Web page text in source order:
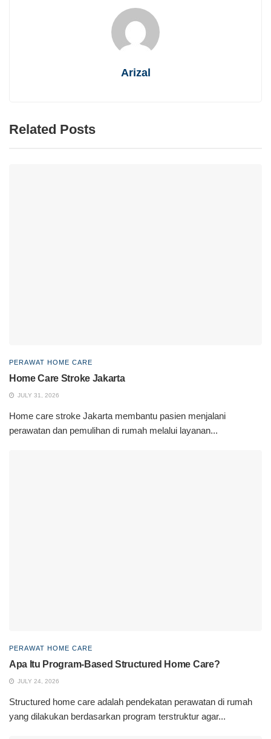
Arizal
Related Posts
PERAWAT HOME CARE
Home Care Stroke Jakarta
JULY 31, 2026
Home care stroke Jakarta membantu pasien menjalani
perawatan dan pemulihan di rumah melalui layanan...
PERAWAT HOME CARE
Apa Itu Program-Based Structured Home Care?
JULY 24, 2026
Structured home care adalah pendekatan perawatan di rumah
yang dilakukan berdasarkan program terstruktur agar...